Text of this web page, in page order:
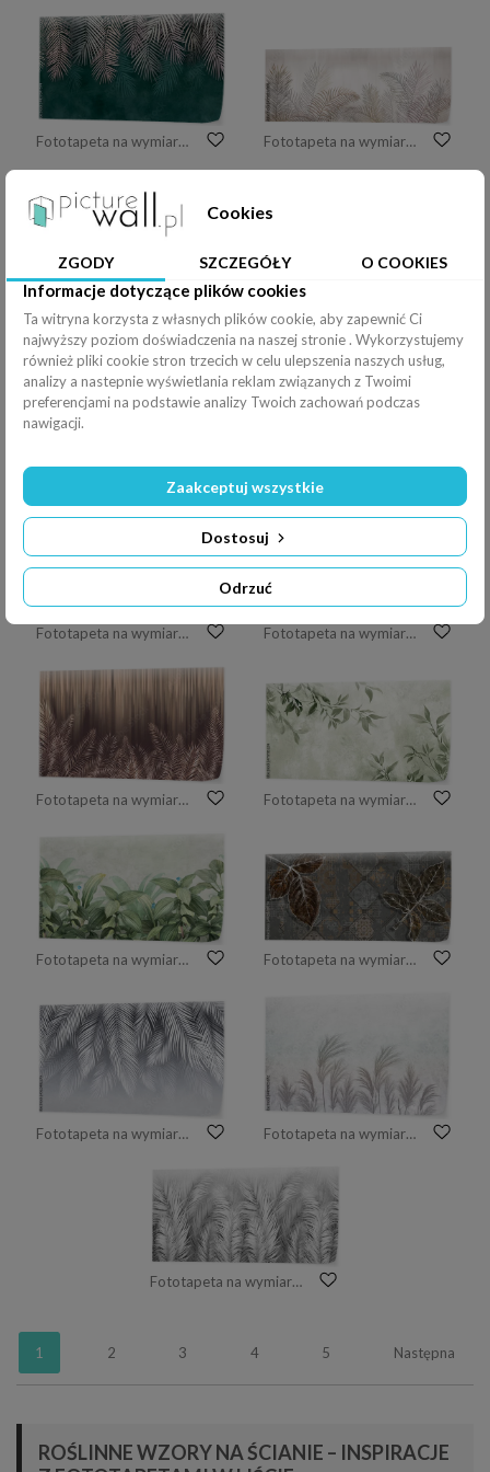
Fototapeta na wymiar gałęzie palmowe, liście tropikalne. Fototapeta na wymiar cienkie liście palmy na teksturowym tle
Fototapeta na wymiar pastelowe duże kolorowe liście na betonowym tle Fototapeta na wymiar rośliny tropikalne, liści palmowe i monstera. Ilustracja AI
Fototapeta na wymiar tropikalne liście na tle opadających linii Fototapeta na wymiar Tree leaves on a grunge texture background, wallpaper for interiors. green wallpaper for interior
Fototapeta na wymiar narysowane duże liście z małymi kwiatkami na teksturowym tle Fototapeta na wymiar close up of a bird of prey colorful digital printed wallpaper for home decorative bathroom tile.
Fototapeta na wymiar Tropikalna tapeta z liśćmi palmowymi na tle grunge. Fototapeta na wymiar Trawa pampasowa, trzciny na betonowej ścianie.
Fototapeta na wymiar Tropikalne liście palmowe na tle grunge
1 2 3 4 5 Następna
ROŚLINNE WZORY NA ŚCIANIE – INSPIRACJE
Cookies
ZGODY SZCZEGÓŁY O COOKIES
Informacje dotyczące plików cookies
Ta witryna korzysta z własnych plików cookie, aby zapewnić Ci
najwyższy poziom doświadczenia na naszej stronie . Wykorzystujemy
również pliki cookie stron trzecich w celu ulepszenia naszych usług,
analizy a nastepnie wyświetlania reklam związanych z Twoimi
preferencjami na podstawie analizy Twoich zachowań podczas
nawigacji.
Odrzuć
Dostosuj
Zaakceptuj wszystkie